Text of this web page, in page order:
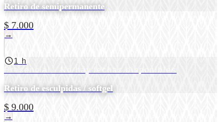
Retiro de semipermanente
$ 7.000
→
1 h
Retiro de esculpidas / softgel
$ 9.000
→